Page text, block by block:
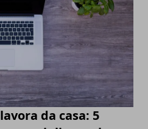
da casa: 5